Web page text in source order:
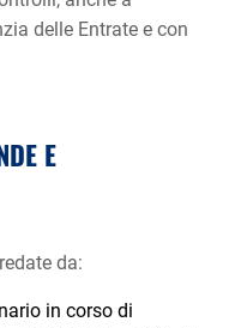
delle Entrate e con
E
da:
in corso di